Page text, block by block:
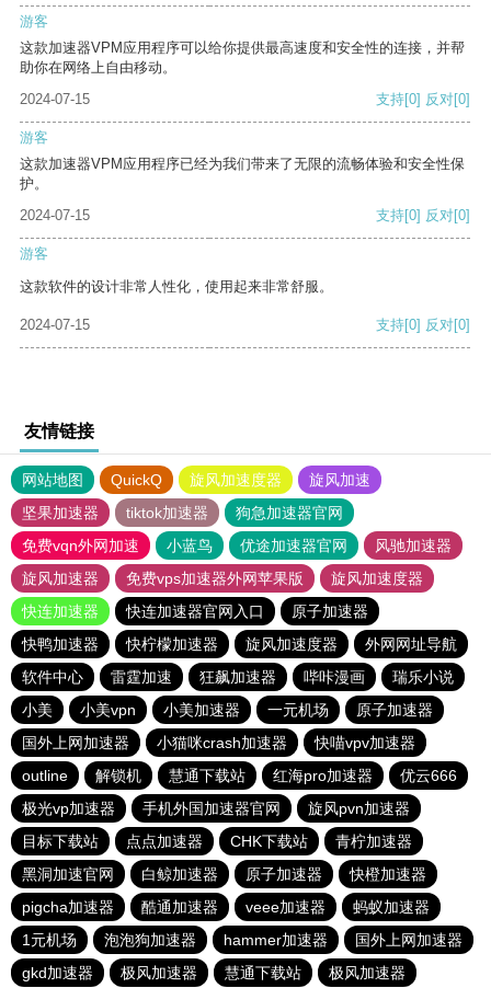
游客
这款加速器VPM应用程序可以给你提供最高速度和安全性的连接，并帮
助你在网络上自由移动。
2024-07-15
支持[0] 反对[0]
游客
这款加速器VPM应用程序已经为我们带来了无限的流畅体验和安全性保
护。
2024-07-15
支持[0] 反对[0]
游客
这款软件的设计非常人性化，使用起来非常舒服。
2024-07-15 支持[0] 反对[0]
友情链接
网站地图 QuickQ 旋风加速度器
旋风加速
坚果加速器
tiktok加速器
狗急加速器官网
免费vqn外网加速
小蓝鸟 优途加速器官网
风驰加速器
旋风加速器
免费vps加速器外网苹果版
旋风加速度器
快连加速器
快连加速器官网入口
原子加速器
快鸭加速器
快柠檬加速器 旋风加速度器
外网网址导航
软件中心
雷霆加速 狂飙加速器 哔咔漫画
瑞乐小说
小美
小美vpn 小美加速器 一元机场
原子加速器
国外上网加速器
小猫咪crash加速器
快喵vpv加速器
outline
解锁机 慧通下载站 红海pro加速器
优云666
极光vp加速器
手机外国加速器官网
旋风pvn加速器
目标下载站
点点加速器 CHK下载站
青柠加速器
黑洞加速官网
白鲸加速器 原子加速器
快橙加速器
pigcha加速器
酷通加速器 veee加速器
蚂蚁加速器
1元机场
泡泡狗加速器 hammer加速器
国外上网加速器
gkd加速器
极风加速器 慧通下载站 极风加速器